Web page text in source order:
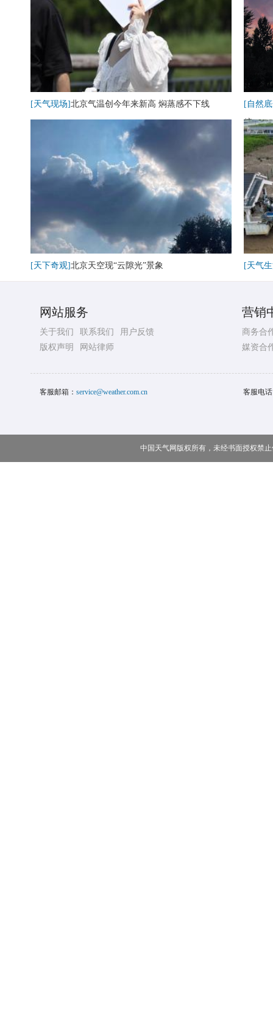
[天气现场]北京气温创今年来新高 焖蒸感不下线
[自然
糖
[天下奇观]北京天空现“云隙光”景象 [天气
网站服务
关于我们 联系我们
用户反馈
版权声明
网站律师
营销
商务合
媒资合
客服邮箱： service@weather.com.cn 客服电
中国天气网版权所有，未经书面授权